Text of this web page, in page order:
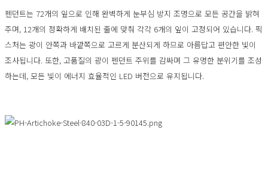
펜던트는 72개의 잎으로 인해 완벽하게 눈부심 방지 조명으로 모든 공간을 밝혀
주며, 12개의 정확하게 배치된 줄에 맞춰 각각 6개의 잎이 고정되어 있습니다. 픽
스처는 광이 안쪽과 바깥쪽으로 고르게 분산되게 하므로 아름답고 편안한 빛이
조사됩니다. 또한, 고품질의 광이 펜던트 주위를 감싸며 그 유명한 분위기를 조성
하는데, 모든 빛이 에너지 효율적인 LED 버전으로 유지됩니다.